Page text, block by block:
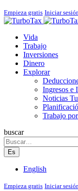
Empieza gratis Iniciar
Vida
Trabajo
Inversiones
Dinero
Explorar
Ingresos e
Noticias
Trabajo
buscar
Es
English
Empieza gratis Iniciar